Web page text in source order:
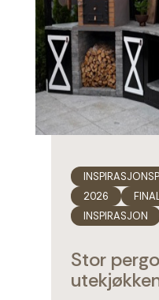
2026
INSPIRASJON
Stor